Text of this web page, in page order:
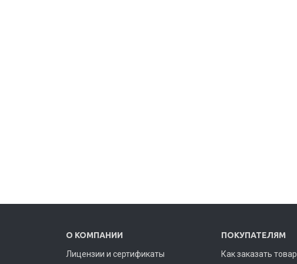
О КОМПАНИИ
Лицензии и сертификаты
ПОКУПАТЕЛЯМ
Как заказать товар